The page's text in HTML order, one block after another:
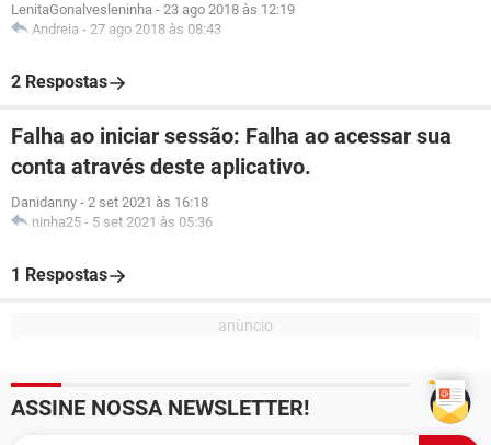
LenitaGonalvesleninha - 23 ago 2018 às 12:19
Andreia - 27 ago 2018 às 08:43
2 Respostas
Falha ao iniciar sessão: Falha ao acessar sua
conta através deste aplicativo.
Danidanny - 2 set 2021 às 16:18
ninha25 - 5 set 2021 às 05:36
1 Respostas
ASSINE NOSSA NEWSLETTER!